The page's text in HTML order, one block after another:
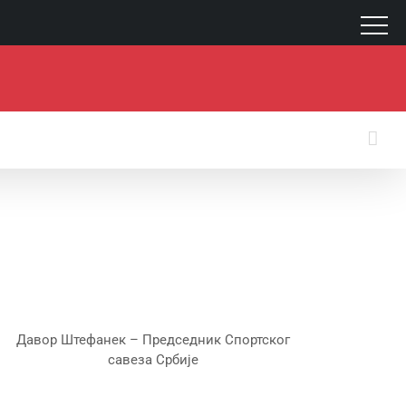
Давор Штефанек – Председник Спортског
савеза Србије